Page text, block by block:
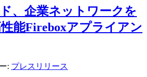
、企業ネットワークを
能Fireboxアプライアン
: プレスリリース